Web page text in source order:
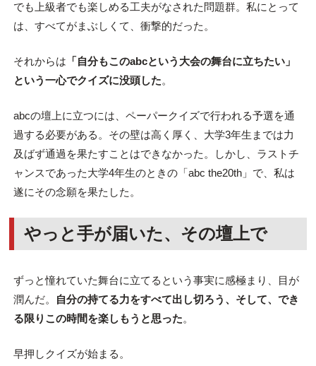
でも上級者でも楽しめる工夫がなされた問題群。私にとって
は、すべてがまぶしくて、衝撃的だった。
それからは 「自分もこのabcという大会の舞台に立ちたい」
という一心でクイズに没頭した。
abcの壇上に立つには、ペーパークイズで行われる予選を通
過する必要がある。その壁は高く厚く、大学3年生までは力
及ばず通過を果たすことはできなかった。しかし、ラストチ
ャンスであった大学4年生のときの「abc the20th」で、私は
遂にその念願を果たした。
やっと手が届いた、その壇上で
ずっと憧れていた舞台に立てるという事実に感極まり、目が
潤んだ。
自分の持てる力をすべて出し切ろう、そして、でき
る限りこの時間を楽しもうと思った。
早押しクイズが始まる。